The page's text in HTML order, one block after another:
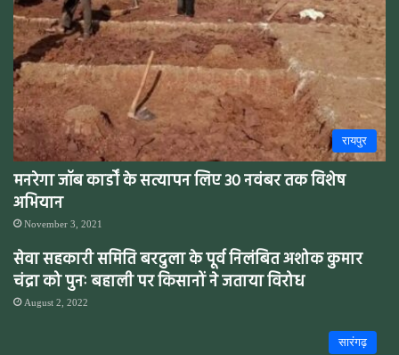
रायपुर
मनरेगा जॉब कार्डों के सत्यापन लिए 30 नवंबर तक विशेष
अभियान
November 3, 2021
सेवा सहकारी समिति बरदुला के पूर्व निलंबित अशोक कुमार
चंद्रा को पुनः बहाली पर किसानों ने जताया विरोध
August 2, 2022
सारंगढ़